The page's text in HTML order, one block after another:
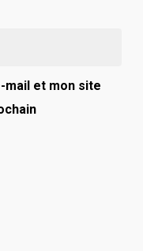
mail et mon site